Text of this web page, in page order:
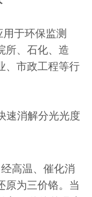
于环保监测
所、石化、造
、市政工程等行
速消解分光光度
高温、催化消
原为三价铬。当